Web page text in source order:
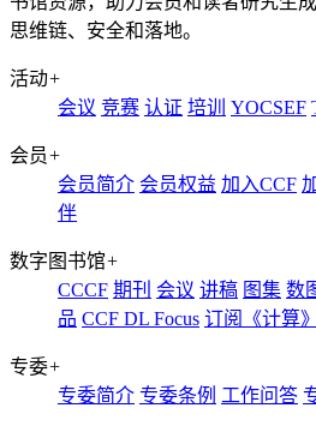
思维链、安全和落地。
活动+
会议 竞赛 认证 培训 YOCSEF
会员+
会员简介 会员权益 加入CCF
伴
数字图书馆+
CCCF 期刊 会议 讲稿 图集 数
品 CCF DL Focus 订阅《计算》
专委+
专委简介 专委条例 工作问答